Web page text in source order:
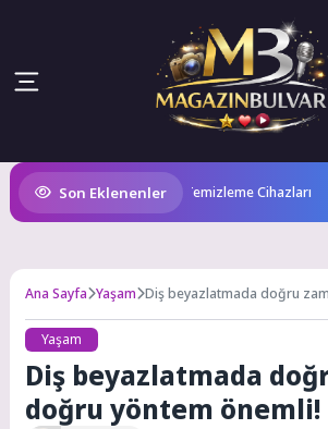
Son Eklenenler
İleri Teknoloji Hava Temizleme Cihazları
Ana Sayfa Yaşam Diş beyazlatmada doğru
Yaşam
Diş beyazlatmada
doğru yöntem önemli!